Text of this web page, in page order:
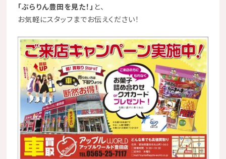
「ぶらりん豊田を見た！」 と、
お気軽にスタッフまでお伝えください！